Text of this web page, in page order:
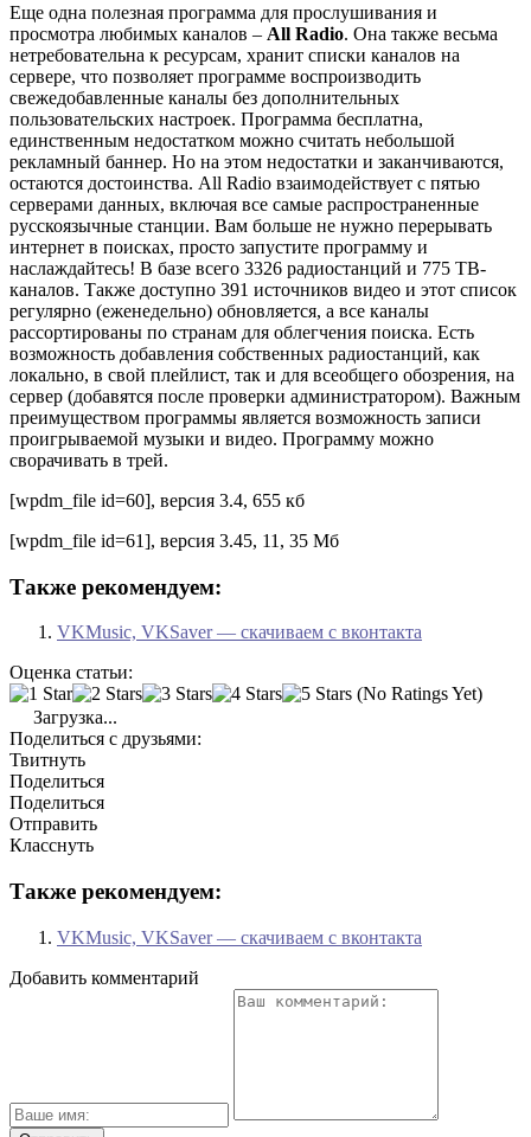
Еще одна полезная программа для прослушивания и
просмотра любимых каналов – All Radio. Она также весьма
нетребовательна к ресурсам, хранит списки каналов на
сервере, что позволяет программе воспроизводить
свежедобавленные каналы без дополнительных
пользовательских настроек. Программа бесплатна,
единственным недостатком можно считать небольшой
рекламный баннер. Но на этом недостатки и заканчиваются,
остаются достоинства. All Radio взаимодействует с пятью
серверами данных, включая все самые распространенные
русскоязычные станции. Вам больше не нужно перерывать
интернет в поисках, просто запустите программу и
наслаждайтесь! В базе всего 3326 радиостанций и 775 ТВ-
каналов. Также доступно 391 источников видео и этот список
регулярно (еженедельно) обновляется, а все каналы
рассортированы по странам для облегчения поиска. Есть
возможность добавления собственных радиостанций, как
локально, в свой плейлист, так и для всеобщего обозрения, на
сервер (добавятся после проверки администратором). Важным
преимуществом программы является возможность записи
проигрываемой музыки и видео. Программу можно
сворачивать в трей.
[wpdm_file id=60], версия 3.4, 655 кб
[wpdm_file id=61], версия 3.45, 11, 35 Мб
Также рекомендуем:
VKMusic, VKSaver — скачиваем с вконтакта
Оценка статьи:
(No Ratings Yet)
Загрузка...
Поделиться с друзьями:
Твитнуть
Поделиться
Поделиться
Отправить
Класснуть
Также рекомендуем:
VKMusic, VKSaver — скачиваем с вконтакта
Добавить комментарий